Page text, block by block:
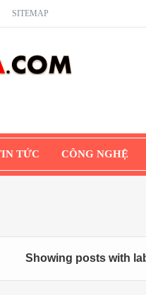
SITEMAP
TỨC CÔNG NGHỆ
Showing posts with